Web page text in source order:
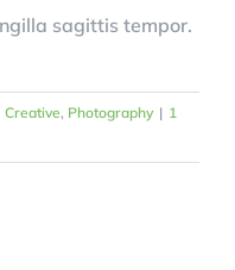
sagittis tempor.
Creative, Photography | 1